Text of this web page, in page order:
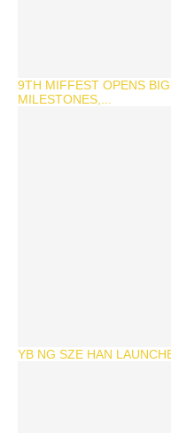
9TH MIFFEST OPENS
MILESTONES,...
YB NG SZE HAN